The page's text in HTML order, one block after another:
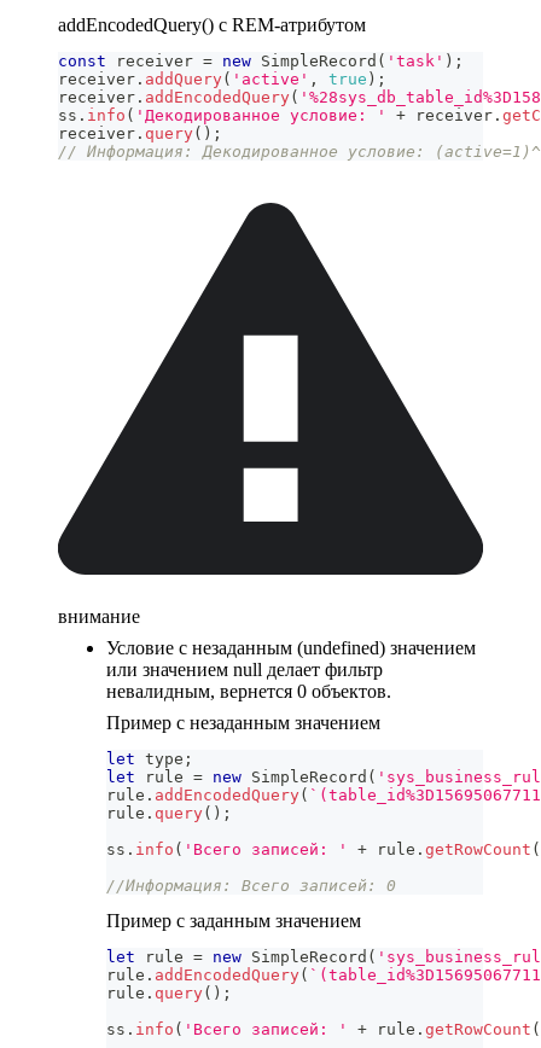
addEncodedQuery() с REM-атрибутом
const receiver = new SimpleRecord ( 'task' ) ;
receiver . addQuery( 'active' , true ) ;
receiver . addEncodedQuery(
ss . info ( 'Декодированное условие: ' + receiver .
receiver . query( ) ;
// Информация: Декодированное условие:
внимание
Условие с незаданным (undefined) значением
или значением null делает фильтр
невалидным, вернется 0 объектов.
Пример с незаданным значением
let type ;
let rule = new SimpleRecord (
rule . addEncodedQuery( `
rule . query( ) ;
ss . info ( 'Всего записей: ' + rule . getRowCount (
//Информация: Всего записей: 0
Пример с заданным значением
let rule = new SimpleRecord (
rule . addEncodedQuery( `
rule . query( ) ;
ss . info ( 'Всего записей: ' + rule . getRowCount (